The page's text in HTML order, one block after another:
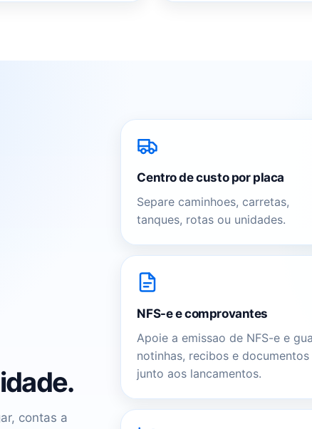
contas a
Centro de custo por placa
Separe caminhoes, carretas,
tanques, rotas ou unidades.
NFS-e e comprovantes
Apoie a emissao de NFS-e e
notinhas, recibos e documentos
junto aos lancamentos.